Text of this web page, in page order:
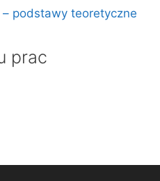
podstawy teoretyczne
prac